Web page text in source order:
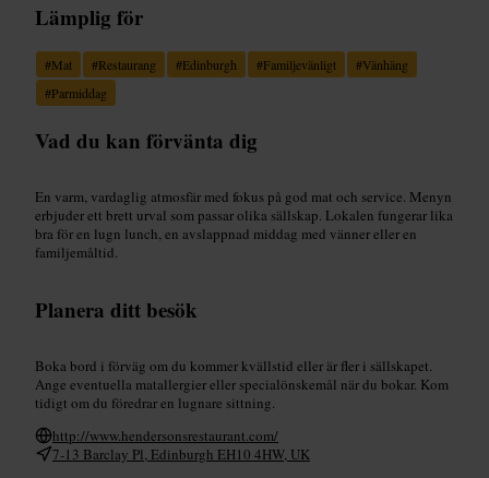
Lämplig för
#Mat #Restaurang #Edinburgh #Familjevänligt #Vänhäng
#Parmiddag
Vad du kan förvänta dig
En varm, vardaglig atmosfär med fokus på god mat och service. Menyn
erbjuder ett brett urval som passar olika sällskap. Lokalen fungerar lika
bra för en lugn lunch, en avslappnad middag med vänner eller en
familjemåltid.
Planera ditt besök
Boka bord i förväg om du kommer kvällstid eller är fler i sällskapet.
Ange eventuella matallergier eller specialönskemål när du bokar. Kom
tidigt om du föredrar en lugnare sittning.
http://www.hendersonsrestaurant.com/
7-13 Barclay Pl, Edinburgh EH10 4HW, UK